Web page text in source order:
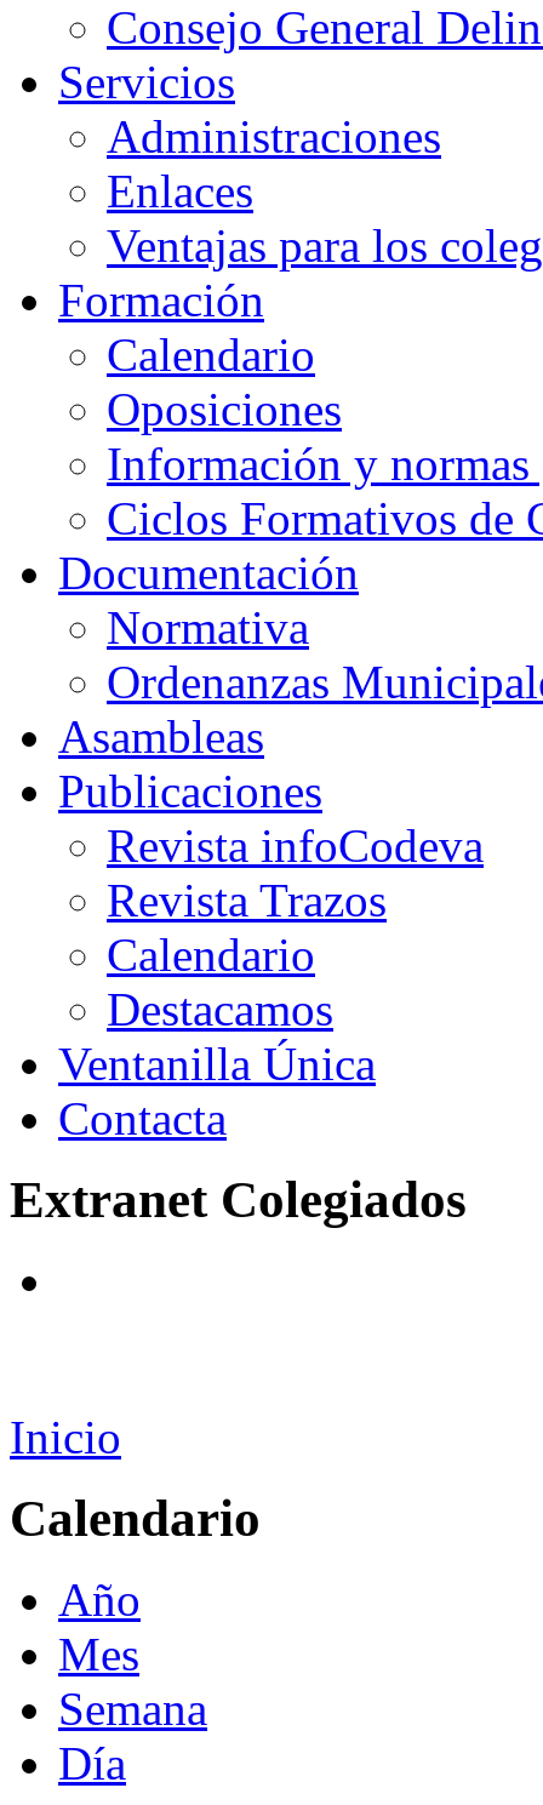
Consejo General
Servicios
Administraciones
Enlaces
Ventajas para los
Formación
Calendario
Oposiciones
Información y normas
Ciclos Formativos de
Documentación
Normativa
Ordenanzas
Asambleas
Publicaciones
Revista infoCodeva
Revista Trazos
Calendario
Destacamos
Ventanilla Única
Contacta
Extranet Colegiados
Inicio
Calendario
Año
Mes
Semana
Día